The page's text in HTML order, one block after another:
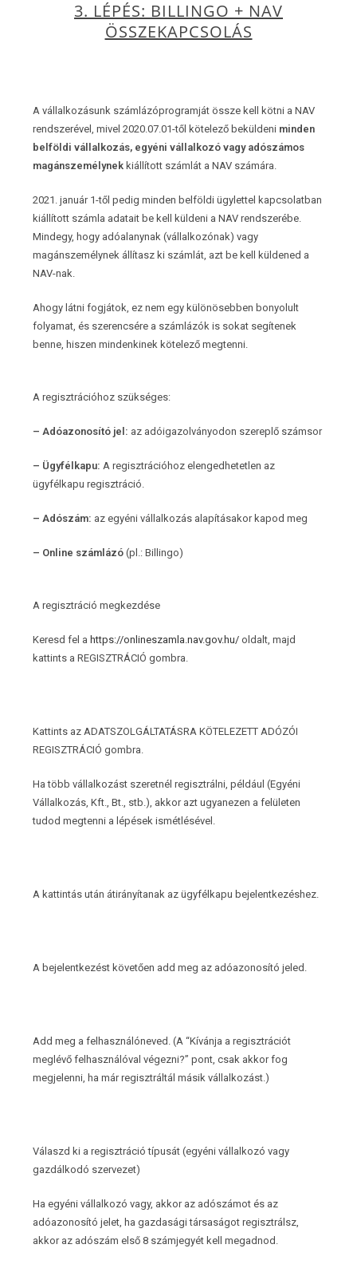
3. LÉPÉS: BILLINGO + NAV
ÖSSZEKAPCSOLÁS
A vállalkozásunk számlázóprogramját össze kell kötni a NAV
rendszerével, mivel 2020.07.01-től kötelező beküldeni minden
belföldi vállalkozás, egyéni vállalkozó vagy adószámos
magánszemélynek kiállított számlát a NAV számára.
2021. január 1-től pedig minden belföldi ügylettel kapcsolatban
kiállított számla adatait be kell küldeni a NAV rendszerébe.
Mindegy, hogy adóalanynak (vállalkozónak) vagy
magánszemélynek állítasz ki számlát, azt be kell küldened a
NAV-nak.
Ahogy látni fogjátok, ez nem egy különösebben bonyolult
folyamat, és szerencsére a számlázók is sokat segítenek
benne, hiszen mindenkinek kötelező megtenni.
A regisztrációhoz szükséges:
– Adóazonosító jel: az adóigazolványodon szereplő számsor
– Ügyfélkapu: A regisztrációhoz elengedhetetlen az
ügyfélkapu regisztráció.
– Adószám: az egyéni vállalkozás alapításakor kapod meg
– Online számlázó (pl.: Billingo)
A regisztráció megkezdése
Keresd fel a https://onlineszamla.nav.gov.hu/ oldalt, majd
kattints a REGISZTRÁCIÓ gombra.
Kattints az ADATSZOLGÁLTATÁSRA KÖTELEZETT ADÓZÓI
REGISZTRÁCIÓ gombra.
Ha több vállalkozást szeretnél regisztrálni, például (Egyéni
Vállalkozás, Kft., Bt., stb.), akkor azt ugyanezen a felületen
tudod megtenni a lépések ismétlésével.
A kattintás után átirányítanak az ügyfélkapu bejelentkezéshez.
A bejelentkezést követően add meg az adóazonosító jeled.
Add meg a felhasználóneved. (A “Kívánja a regisztrációt
meglévő felhasználóval végezni?” pont, csak akkor fog
megjelenni, ha már regisztráltál másik vállalkozást.)
Válaszd ki a regisztráció típusát (egyéni vállalkozó vagy
gazdálkodó szervezet)
Ha egyéni vállalkozó vagy, akkor az adószámot és az
adóazonosító jelet, ha gazdasági társaságot regisztrálsz,
akkor az adószám első 8 számjegyét kell megadnod.